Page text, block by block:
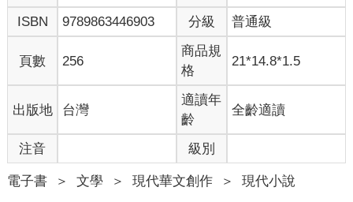
ISBN
9789863446903 分級 普通級
頁數 256
商品規
格
21*14.8*1.5
出版地 台灣
適讀年
齡
全齡適讀
注音 級別
電子書 ＞ 文學 ＞ 現代華文創作 ＞ 現代小說